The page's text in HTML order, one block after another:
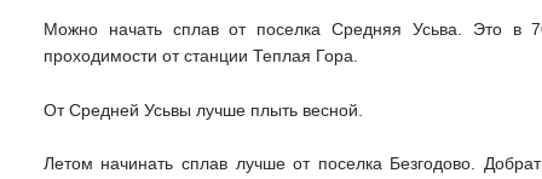
Можно начать сплав от поселка Средняя Усьва. Это в
проходимости от станции Теплая Гора.
От Средней Усьвы лучше плыть весной.
Летом начинать сплав лучше от поселка Безгодово.